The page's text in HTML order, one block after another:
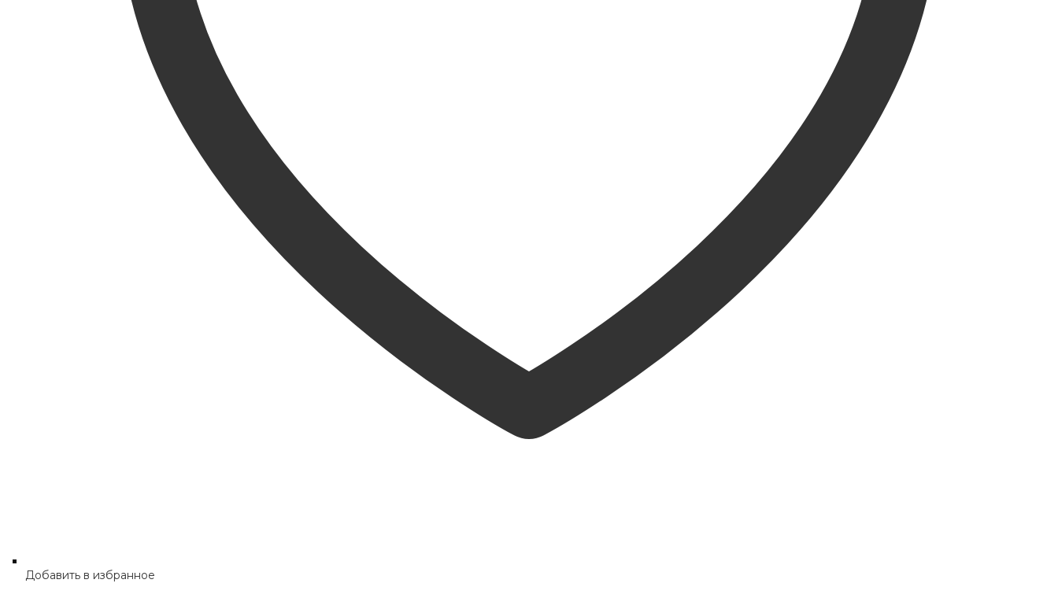
Добавить в избранное